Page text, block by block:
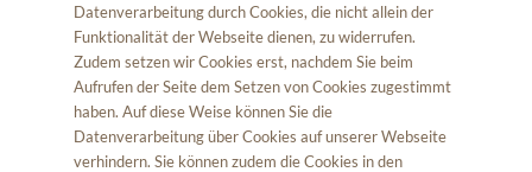
Datenverarbeitung durch Cookies, die nicht allein der
Funktionalität der Webseite dienen, zu widerrufen.
Zudem setzen wir Cookies erst, nachdem Sie beim
Aufrufen der Seite dem Setzen von Cookies zugestimmt
haben. Auf diese Weise können Sie die
Datenverarbeitung über Cookies auf unserer Webseite
verhindern. Sie können zudem die Cookies in den